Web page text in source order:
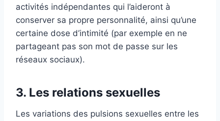
activités indépendantes qui l’aideront à
conserver sa propre personnalité, ainsi qu’une
certaine dose d’intimité (par exemple en ne
partageant pas son mot de passe sur les
réseaux sociaux).
3. Les relations sexuelles
Les variations des pulsions sexuelles entre les